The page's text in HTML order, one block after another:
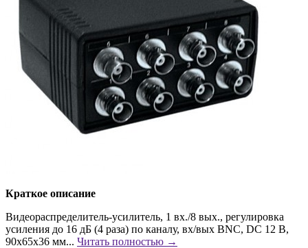
Краткое описание
Видеораспределитель-усилитель, 1 вх./8 вых., регулировка
усиления до 16 дБ (4 раза) по каналу, вх/вых BNC, DC 12 В,
90х65х36 мм... Читать полностью →